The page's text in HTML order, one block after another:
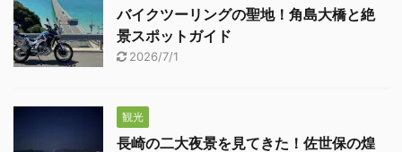
バイクツーリングの聖地！角島大橋と絶
景スポットガイド
2026/7/1
観光
長崎の二大夜景を見てきた！佐世保の煌